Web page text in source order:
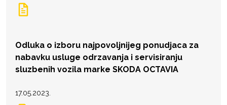
Odluka o izboru najpovoljnijeg ponudjaca za
nabavku usluge odrzavanja i servisiranju
sluzbenih vozila marke SKODA OCTAVIA
17.05.2023.